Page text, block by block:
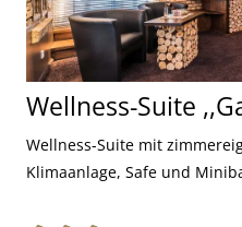
Wellness-Suite
Wellness-Suite mit
Klimaanlage, Safe und